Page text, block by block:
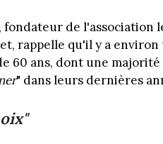
fondateur de l'association
rappelle qu'il y a environ
60 ans, dont une
" dans leurs dernières